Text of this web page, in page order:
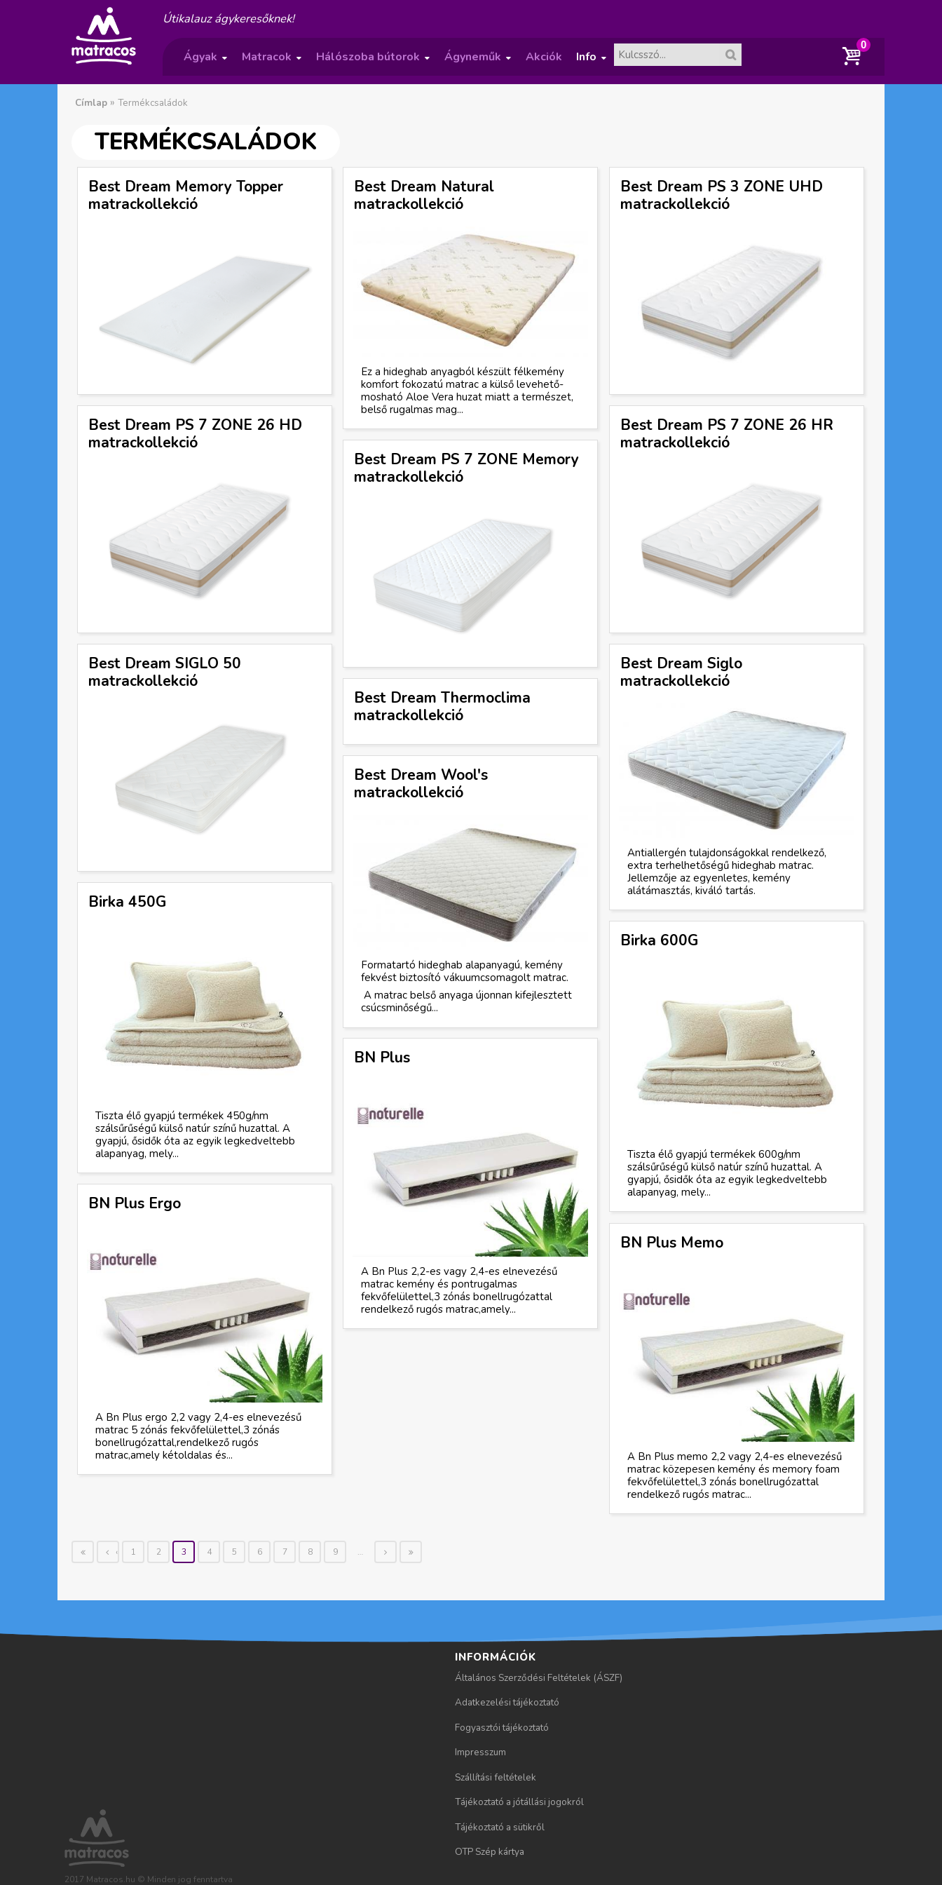
Útikalauz ágykeresőknek!
Ágyak
»
Matracok
»
Hálószoba bútorok
»
Ágyneműk
»
Akciók Info
»
h
Címlap » Termékcsaládok
TERMÉKCSALÁDOK
Best Dream Memory Topper
matrackollekció
Best Dream Natural
matrackollekció
Ez a hideghab anyagból készült félkemény
komfort fokozatú matrac a külső levehető-
mosható Aloe Vera huzat miatt a természet,
belső rugalmas mag...
Best Dream PS 3 ZONE UHD
matrackollekció
Best Dream PS 7 ZONE 26 HD
matrackollekció
Best Dream PS 7 ZONE 26 HR
matrackollekció
Best Dream PS 7 ZONE Memory
matrackollekció
Best Dream SIGLO 50
matrackollekció
Best Dream Siglo
matrackollekció
Antiallergén tulajdonságokkal rendelkező,
extra terhelhetőségű hideghab matrac.
Jellemzője az egyenletes, kemény
alátámasztás, kiváló tartás.
Best Dream Thermoclima
matrackollekció
Best Dream Wool's
matrackollekció
Formatartó hideghab alapanyagú, kemény
fekvést biztosító vákuumcsomagolt matrac.
A matrac belső anyaga újonnan kifejlesztett
csúcsminőségű...
Birka 450G
Tiszta élő gyapjú termékek 450g/nm
szálsűrűségű külső natúr színű huzattal. A
gyapjú, ősidők óta az egyik legkedveltebb
alapanyag, mely...
Birka 600G
Tiszta élő gyapjú termékek 600g/nm
szálsűrűségű külső natúr színű huzattal. A
gyapjú, ősidők óta az egyik legkedveltebb
alapanyag, mely...
BN Plus
A Bn Plus 2,2-es vagy 2,4-es elnevezésű
matrac kemény és pontrugalmas
fekvőfelülettel,3 zónás bonellrugózattal
rendelkező rugós matrac,amely...
BN Plus Ergo
A Bn Plus ergo 2,2 vagy 2,4-es elnevezésű
matrac 5 zónás fekvőfelülettel,3 zónás
bonellrugózattal,rendelkező rugós
matrac,amely kétoldalas és...
BN Plus Memo
A Bn Plus memo 2,2 vagy 2,4-es elnevezésű
matrac közepesen kemény és memory foam
fekvőfelülettel,3 zónás bonellrugózattal
rendelkező rugós matrac...
‹
1 2 3 4 5 6 7 8 9
…
INFORMÁCIÓK
Általános Szerződési Feltételek (ÁSZF)
Adatkezelési tájékoztató
Fogyasztói tájékoztató
Impresszum
Szállítási feltételek
Tájékoztató a jótállási jogokról
Tájékoztató a sütikről
OTP Szép kártya
2017 Matracos.hu © Minden jog fenntartva